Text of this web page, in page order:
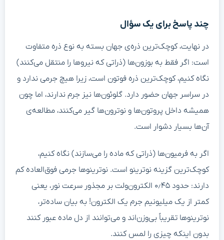
چند پاسخ برای یک سؤال
در نهایت، کوچک‌ترین ذره‌ی جهان بسته به نوع ذره متفاوت
است: اگر فقط به بوزون‌ها (ذراتی که نیروها را منتقل می‌کنند)
نگاه کنیم، کوچک‌ترین ذره فوتون است، زیرا هیچ جرمی ندارد و
در سراسر جهان حضور دارد. گلوئون‌ها نیز جرم ندارند، اما چون
همیشه داخل پروتون‌ها و نوترون‌ها گیر می‌کنند، مطالعه‌ی
آن‌ها بسیار دشوار است.
اگر به فرمیون‌ها (ذراتی که ماده را می‌سازند) نگاه کنیم،
کوچک‌ترین گزینه نوترینو است. نوترینوها جرمی فوق‌العاده کم
دارند: حدود ۰٫۴۵ الکترون‌ولت بر مجذور سرعت نور، یعنی
کمتر از یک میلیونیم جرم یک الکترون! به بیان ساده‌تر،
نوترینوها تقریباً بی‌وزن‌اند و می‌توانند از دل ماده عبور کنند
بدون اینکه چیزی را لمس کنند.